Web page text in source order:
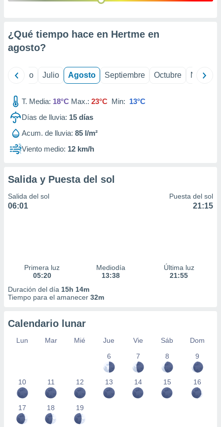
e
mediante
1199
¿Qué tiempo hace en Hertme en
agosto?
Junio Julio Agosto Septiembre Octubre
T. Media: 18°C Max.: 23°C Min: 13°C
Días de lluvia: 15 días
Acum. de lluvia: 85 l/m²
Viento medio: 12 km/h
Salida y Puesta del sol
Salida del sol
06:01
Puesta del sol
21:15
Primera luz
05:20
Mediodía
13:38
Última luz
21:55
Duración del día 15h 14m
Tiempo para el amanecer 32m
Calendario lunar
Lun Mar Mié Jue Vie Sáb
Dom
6
7 8 9
10 11 12 13 14 15 16
17 18 19